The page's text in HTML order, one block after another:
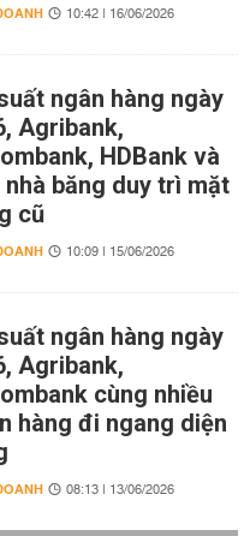
10:42 | 16/06/2026
ngân hàng ngày
Agribank,
HDBank và
băng duy trì mặt
cũ
10:09 | 15/06/2026
ngân hàng ngày
Agribank,
cùng nhiều
hàng đi ngang diện
08:13 | 13/06/2026